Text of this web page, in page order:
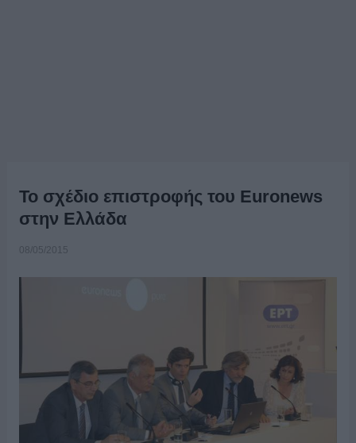
Το σχέδιο επιστροφής του Euronews
στην Ελλάδα
08/05/2015